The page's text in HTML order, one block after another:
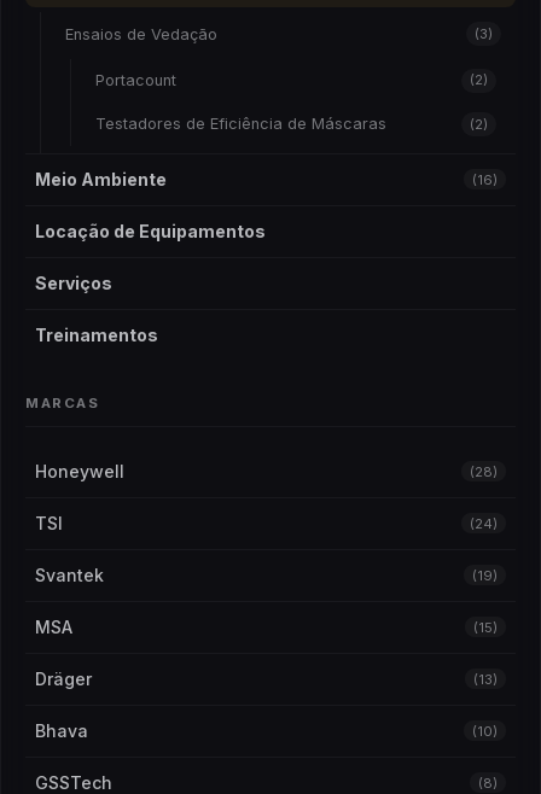
Ensaios de Vedação (3)
Portacount (2)
Testadores de Eficiência de Máscaras (2)
Meio Ambiente (16)
Locação de Equipamentos
Serviços
Treinamentos
MARCAS
Honeywell (28)
TSI (24)
Svantek (19)
MSA (15)
Dräger (13)
Bhava (10)
GSSTech (8)